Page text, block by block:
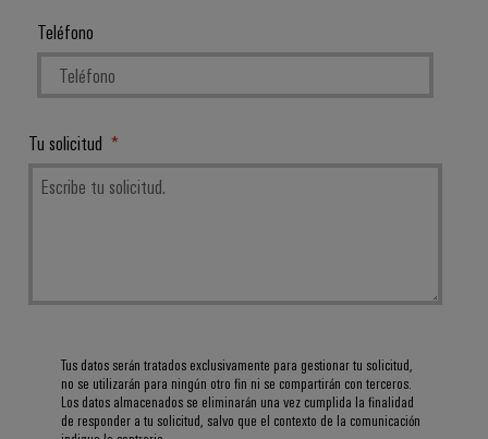
Teléfono
Tu solicitud
Tus datos serán tratados exclusivamente para gestionar tu solicitud,
no se utilizarán para ningún otro fin ni se compartirán con terceros.
Los datos almacenados se eliminarán una vez cumplida la finalidad
de responder a tu solicitud, salvo que el contexto de la comunicación